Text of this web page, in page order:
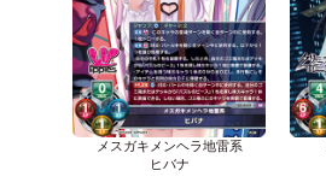
メスガキメンヘラ地雷系
ヒバナ